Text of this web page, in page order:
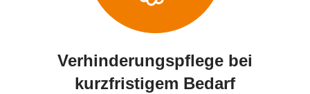
Verhinderungspflege bei
kurzfristigem Bedarf